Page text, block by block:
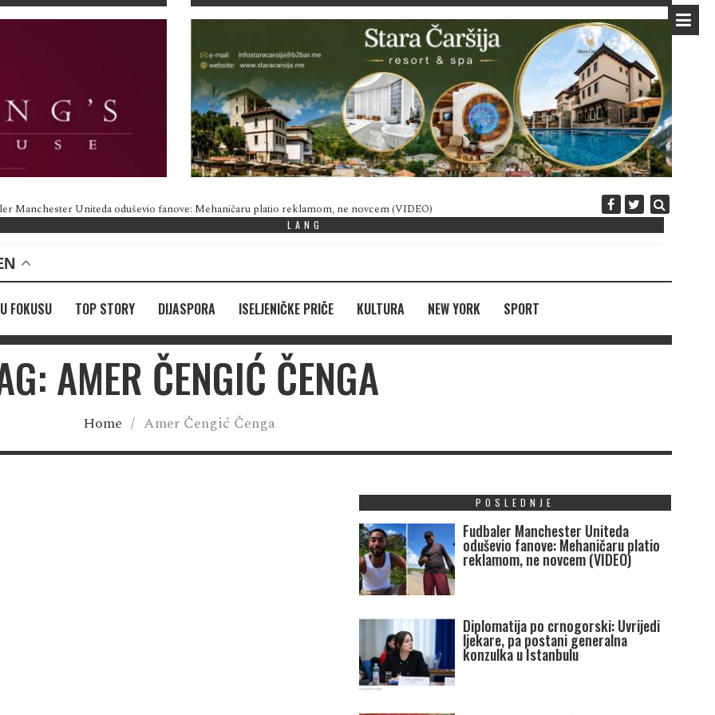
Manchester Uniteda oduševio fanove: Mehaničaru platio reklamom, ne novcem (VIDEO) Diplomatija po
LANG
U FOKUSU TOP STORY DIJASPORA ISELJENIČKE PRIČE KULTURA NEW YORK SPORT
AMER ČENGIĆ ČENGA
Home / Amer Čengić Čenga
POSLEDNJE
Fudbaler Manchester Uniteda
oduševio fanove: Mehaničaru platio
reklamom, ne novcem (VIDEO)
Diplomatija po crnogorski: Uvrijedi
ljekare, pa postani generalna
konzulka u Istanbulu